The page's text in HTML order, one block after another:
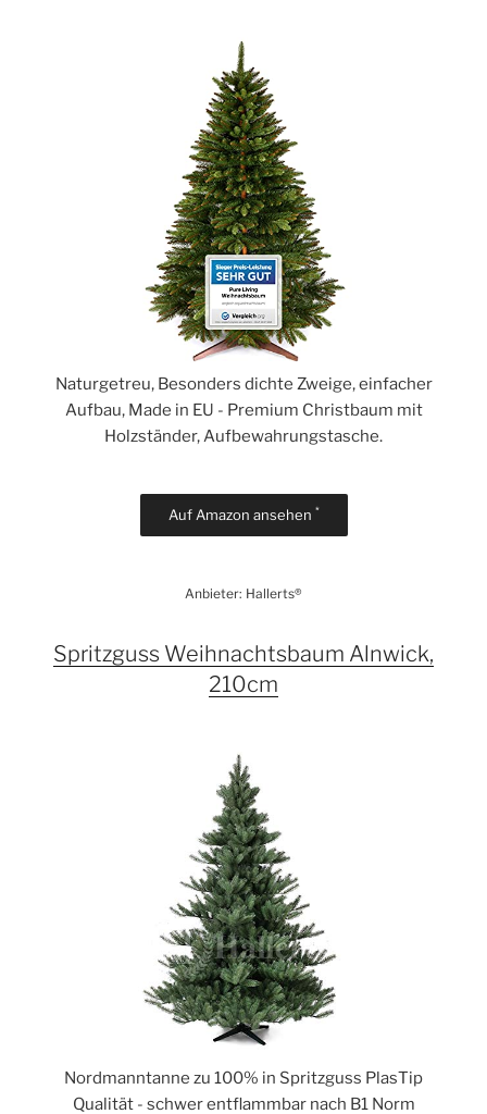
Naturgetreu, Besonders dichte Zweige, einfacher
Aufbau, Made in EU - Premium Christbaum mit
Holzständer, Aufbewahrungstasche.
Auf Amazon ansehen *
Anbieter: Hallerts®
Spritzguss Weihnachtsbaum Alnwick,
210cm
Nordmanntanne zu 100% in Spritzguss PlasTip
Qualität - schwer entflammbar nach B1 Norm